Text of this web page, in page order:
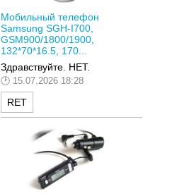
Мобильный телефон
Samsung SGH-I700,
GSM900/1800/1900,
132*70*16.5, 170...
Здравствуйте. НЕТ.
15.07.2026 18:28
RET